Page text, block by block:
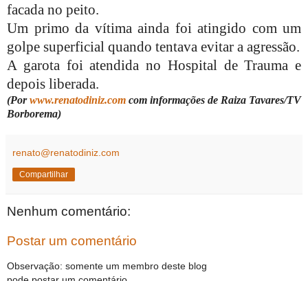
facada no peito.
Um primo da vítima ainda foi atingido com um
golpe superficial quando tentava evitar a agressão.
A garota foi atendida no Hospital de Trauma e
depois liberada.
(Porwww.renatodiniz.com com informações de Raiza Tavares/TV
Borborema)
renato@renatodiniz.com
Compartilhar
Nenhum comentário:
Postar um comentário
Observação: somente um membro deste blog